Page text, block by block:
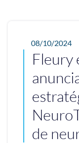
08/10/2024
Fleury
de